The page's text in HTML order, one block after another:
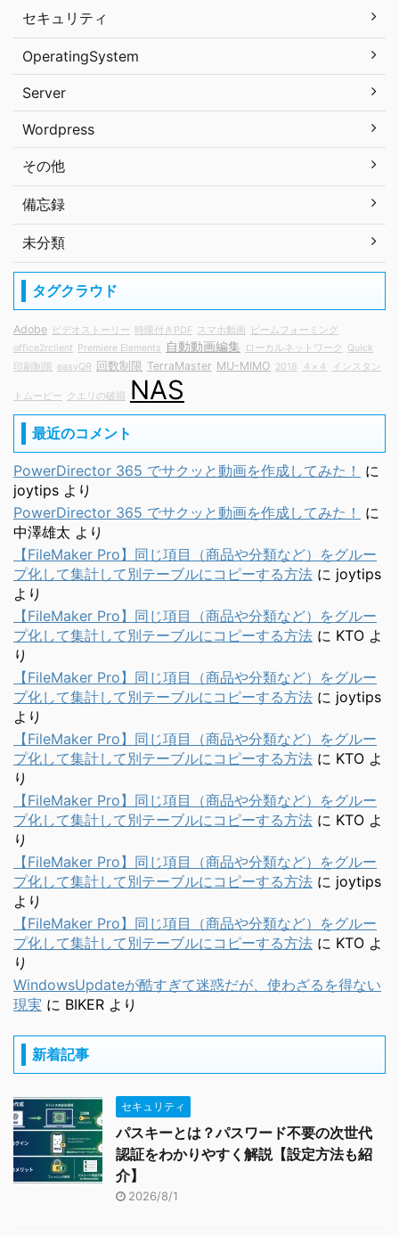
セキュリティ
OperatingSystem
Server
Wordpress
その他
備忘録
未分類
タグクラウド
Adobe ビデオストーリー 時限付きPDF スマホ動画
ビームフォーミング
office2rclient Premiere Elements 自動動画編集 ローカルネットワーク
Quick
印刷制限
easyQR 回数制限 TerraMaster MU-MIMO 2018 ４×４ インスタン
トムービー クエリの破損 NAS
最近のコメント
PowerDirector 365 でサクッと動画を作成してみた！
に
joytips より
PowerDirector 365 でサクッと動画を作成してみた！
に
中澤雄太 より
【FileMaker Pro】同じ項目（商品や分類など）をグルー
プ化して集計して別テーブルにコピーする方法 に joytips
より
【FileMaker Pro】同じ項目（商品や分類など）をグルー
プ化して集計して別テーブルにコピーする方法 に KTO よ
り
【FileMaker Pro】同じ項目（商品や分類など）をグルー
プ化して集計して別テーブルにコピーする方法 に joytips
より
【FileMaker Pro】同じ項目（商品や分類など）をグルー
プ化して集計して別テーブルにコピーする方法 に KTO よ
り
【FileMaker Pro】同じ項目（商品や分類など）をグルー
プ化して集計して別テーブルにコピーする方法 に KTO よ
り
【FileMaker Pro】同じ項目（商品や分類など）をグルー
プ化して集計して別テーブルにコピーする方法 に joytips
より
【FileMaker Pro】同じ項目（商品や分類など）をグルー
プ化して集計して別テーブルにコピーする方法 に KTO よ
り
WindowsUpdateが酷すぎて迷惑だが、使わざるを得ない
現実 に BIKER より
新着記事
セキュリティ
パスキーとは？パスワード不要の次世代
認証をわかりやすく解説【設定方法も紹
介】
2026/8/1